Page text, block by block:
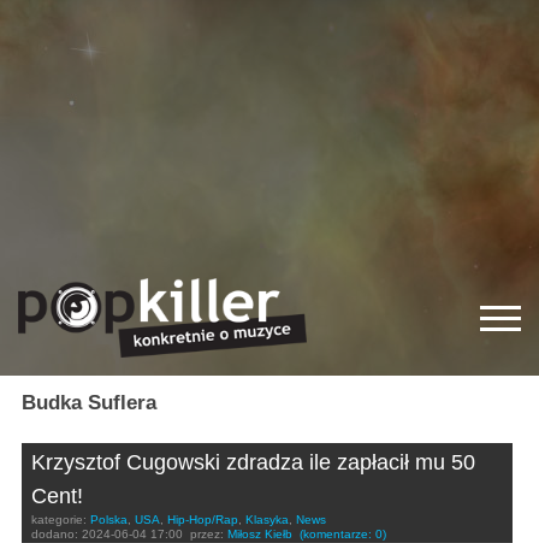
Budka Suflera
Krzysztof Cugowski zdradza ile zapłacił mu 50
Cent!
kategorie: Polska, USA, Hip-Hop/Rap, Klasyka, News
dodano: 2024-06-04 17:00 przez: Miłosz Kiełb (komentarze: 0)